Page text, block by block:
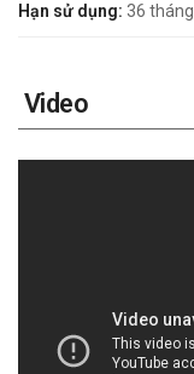
Hạn sử dụng: 36 tháng
Video